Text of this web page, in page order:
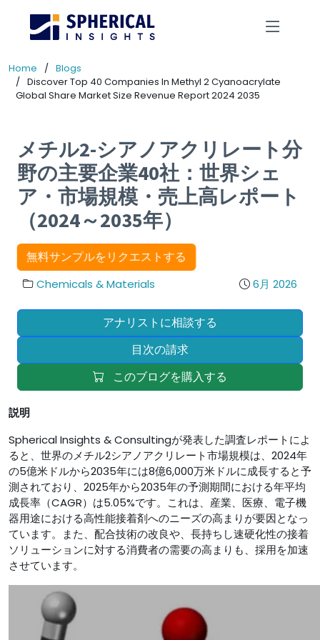
Home
Blogs
Discover Top 40 Companies In Methyl 2 Cyanoacrylate
Global Share Market Size Revenue Report 2024 2035
メチル2-シアノアクリレート分
野の主要企業40社：世界シェ
ア・市場規模・売上高レポート
（2024～2035年）
無料サンプルをリクエストする
Chemicals & Materials 6月 2026
アナリストに相談する
目次の請求
このブログを購入する
説明
Spherical Insights & Consultingが発表した調査レポートによ
ると、世界のメチル2シアノアクリレート市場規模は、2024年
の5億米ドルから2035年には8億6,000万米ドルに成長すると予
測されており、2025年から2035年の予測期間における年平均
成長率（CAGR）は5.05%です。これは、産業、医療、電子機
器用途における高性能接着剤へのニーズの高まりが要因となっ
ています。また、配合技術の改良や、長持ちし速硬化性の接着
ソリューションに対する消費者の需要の高まりも、採用を加速
させています。